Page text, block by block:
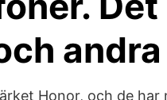
andra
Honor, och de